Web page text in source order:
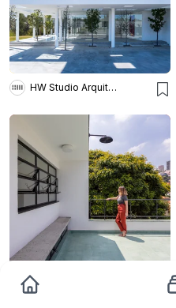
HW Studio Arquitectos
Maíra Acayaba